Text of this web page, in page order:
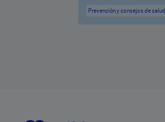
Prevención y consejos de salud